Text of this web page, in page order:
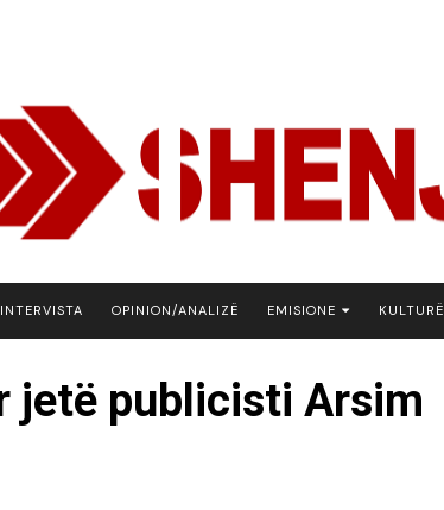
INTERVISTA OPINION/ANALIZË EMISIONE
BOTA NE FOKUS
KULTURË
jetë publicisti Arsim